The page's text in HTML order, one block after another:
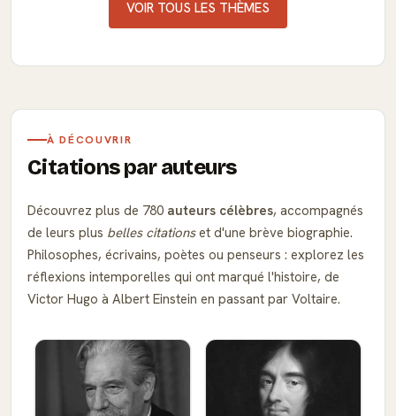
VOIR TOUS LES THÈMES
À DÉCOUVRIR
Citations par auteurs
Découvrez plus de 780 auteurs célèbres, accompagnés
de leurs plus belles citationset d'une brève biographie.
Philosophes, écrivains, poètes ou penseurs : explorez les
réflexions intemporelles qui ont marqué l'histoire, de
Victor Hugo à Albert Einstein en passant par Voltaire.